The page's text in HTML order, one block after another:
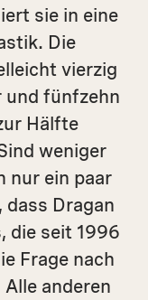
sie in eine
Die
vierzig
und fünfzehn
Hälfte
weniger
nur ein paar
Dragan
die seit 1996
Frage nach
anderen